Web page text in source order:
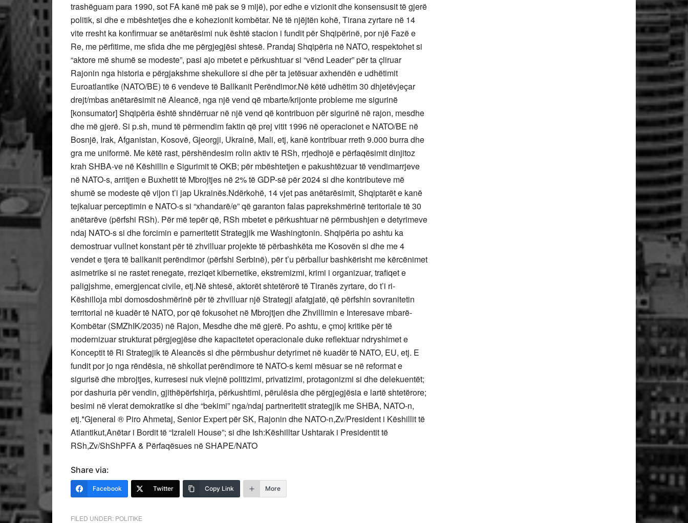
trashëguam para 1990, sot FA kanë më pak se 9 mijë), por edhe e vizionit dhe konsensusit të gjerë
politik, si dhe e mbështetjes dhe e kohezionit kombëtar. Në të njëjtën kohë, Tirana zyrtare në 14
vite rresht ka konfirmuar se anëtarësimi nuk është stacion i fundit për Shqipërinë, por një Fazë e
Re, me përfitime, me sfida dhe me përgjegjësi shtesë. Prandaj Shqipëria në NATO, respektohet si
“aktore më shumë se modeste”, pasi ajo mbetet e përkushtuar si “vënd Leader” për ta çliruar
Rajonin nga historia e përgjakshme shekullore si dhe për ta jetësuar axhendën e udhëtimit
Euroatlantike (NATO/BE) të 6 vendeve të Ballkanit Perëndimor.Në këtë udhëtim 30 dhjetëvjeçar
drejt/mbas anëtarësimit në Aleancë, nga një vend që mbarte/krijonte probleme me sigurinë
[konsumator] Shqipëria është shndërruar në një vend që kontribuon për sigurinë në rajon, mesdhe
dhe më gjerë. Si p.sh, mund të përmendim faktin që prej vitit 1996 në operacionet e NATO/BE në
Bosnjë, Irak, Afganistan, Kosovë, Gjeorgji, Ukrainë, Mali, etj, kanë kontribuar rreth 9.000 burra dhe
gra me uniformë. Me këtë rast, përshëndesim rolin aktiv të RSh, rrjedhojë e përfaqësimit dinjitoz
krah SHBA-ve në Këshillin e Sigurimit të OKB; për mbështetjen e pakushtëzuar të vendimarrjeve
në NATO-s, arritjen e Buxhetit të Mbrojtjes në 2% të GDP-së për 2024 si dhe kontributeve më
shumë se modeste që vijon t’i jap Ukrainës.Ndërkohë, 14 vjet pas anëtarësimit, Shqiptarët e kanë
tejkaluar perceptimin e NATO-s si “xhandarë/e” që garanton falas paprekshmërinë teritoriale të 30
anëtarëve (përfshi RSh). Për më tepër që, RSh mbetet e përkushtuar në përmbushjen e detyrimeve
ndaj NATO-s si dhe forcimin e parneritetit Strategjik me Washingtonin. Shqipëria po ashtu ka
demostruar vullnet konstant për të zhvilluar projekte të përbashkëta me Kosovën si dhe me 4
vendet e tjera të ballkanit perëndimor (përfshi Serbinë), për t’u përballur bashkërisht me kërcënimet
asimetrike si ne rastet renegate, rreziqet kibernetike, ekstremizmi, krimi i organizuar, trafiqet e
paligjshme, emergjencat civile, etj.Në shtesë, aktorët shtetërorë të Tiranës zyrtare, do t’i ri-
Këshilloja mbi domosdoshmërinë për të zhvilluar një Strategji afatgjatë, që përfshin sovranitetin
territorial në kuadēr tē NATO, por që fokusohet në Mbrojtjen dhe Zhvillimin e Interesave mbarë-
Kombëtar (SMZhIK/2035) në Rajon, Mesdhe dhe më gjerë. Po ashtu, e çmoj kritike për të
modernizuar strukturat përgjegjëse dhe kapacitetet operacionale duke reflektuar ndryshimet e
Konceptit të Ri Strategjik të Aleancës si dhe përmbushur detyrimet në kuadër të NATO, EU, etj. E
fundit por jo nga rëndësia, në shkollat perëndimore të NATO-s kemi mësuar se në reformat e
sigurisë dhe mbrojtjes, kurresesi nuk vlejnë politizimi, privatizimi, protagonizmi si dhe delekuentët;
por dashuria për vendin, gjithëpërfshirja, përkushtimi, përulësia dhe përgjegjësia e lartë shtetërore;
besimi në vlerat demokratike si dhe “bekimi” nga/ndaj partneritetit strategjik me SHBA, NATO-n,
etj.*Gjeneral ® Piro Ahmetaj, Senior Expert për SK, Rajonin dhe NATO-n,Zv/President i Këshillit të
Atlantikut,Anëtar i Bordit të “Izraleli House”; si dhe Ish:Këshilltar Ushtarak i Presidentit të
RSh,Zv/ShShPFA & Përfaqësues në SHAPE/NATO
Share via:
Facebook Twitter Copy Link More
FILED UNDER: POLITIKE